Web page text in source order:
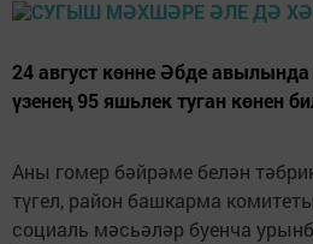
24 август көнне Әбде
үзенең 95 яшьлек туган көнен
Аны гомер бәйрәме белән
түгел, район башкарма
социаль мәсьәләр буенча